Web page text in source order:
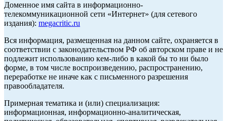
Доменное имя сайта в информационно-
телекоммуникационной сети «Интернет» (для сетевого
издания): megacritic.ru
Вся информация, размещенная на данном сайте, охраняется в
соответствии с законодательством РФ об авторском праве и не
подлежит использованию кем-либо в какой бы то ни было
форме, в том числе воспроизведению, распространению,
переработке не иначе как с письменного разрешения
правообладателя.
Примерная тематика и (или) специализация:
информационная, информационно-аналитическая,